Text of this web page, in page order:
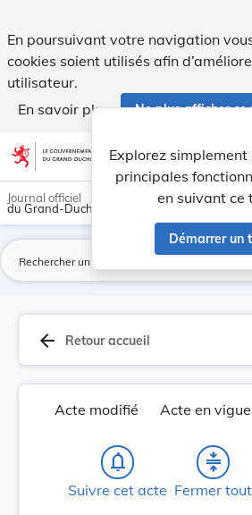
En poursuivant votre navigation
cookies soient utilisés afin
utilisateur.
En savoir plus
Ne plus afficher ce
Aller au contenu account_circle help
Explorez
principales
en suivant ce
Démarrer un
Journal officiel
du Grand-Duché de Luxembourg
arrow_back Retour accueil
Acte modifié Acte en
notifications_none
Suivre cet acte
compress
Fermer tout